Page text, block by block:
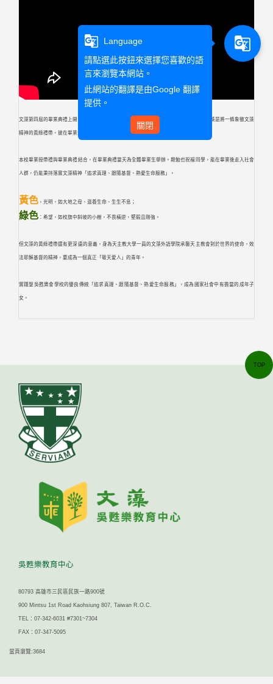
文藻第四屆的畢業典禮上開始了一種「賦予使命」的禮儀。一般大學授予畢業生外氅，文藻是將一條象徵文藻
精神的黃綠禮帶，披在畢業生的肩上。
本校畢業授帶禮與畢業典禮結合，在畢業典禮當天為全體畢業生舉辦。期勉也祝福同學，能在畢業後走入社會
人群，仍能秉持落實文藻精神「追求真理、跟隨基督、熱愛生命服務」。
黃色 ，光明，如大地之母、滋養生命、生生不息；
綠色 ：希望，如校旗中斜坡的小樹，不畏橫逆，堅毅且剛強。
但文藻的黃綠禮帶還有更深遠的意義，身為天主教大學一員的文藻外語學院承襲天主教會對於世界的使命，效
法耶穌基督的精神，要成為一個真正「敬天愛人」的青年。
實踐聖吳甦樂會學校的優良傳統「追求真理、跟隨基督、熱愛生命服務」，成為國家社會中有擔當的成年子
女。
吳甦樂教育中心
80793 高雄市三民區民族一路900號
900 Mintsu 1st Road Kaohsiung 807, Taiwan R.O.C.
TEL：07-342-6031 #7301~7304
FAX：07-347-5095
當頁瀏覽:3684
TOP
g_translate
Language
請點選此按鈕來選擇您喜歡的語
言來瀏覽本網站。
此網站的翻譯是由Google 翻譯
提供。
關閉
g_translate